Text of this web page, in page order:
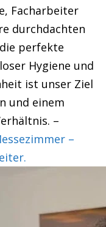
Facharbeiter
durchdachten
perfekte
Hygiene und
ist unser Ziel
und einem
–
–